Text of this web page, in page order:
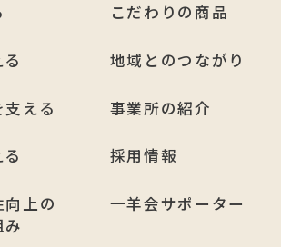
える
上の
こだわりの商品
地域とのつながり
事業所の紹介
採用情報
一羊会サポーター